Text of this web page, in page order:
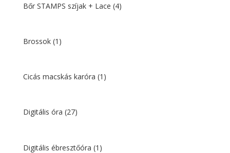
Bőr STAMPS szíjak + Lace (4)
Brossok (1)
Cicás macskás karóra (1)
Digitális óra (27)
Digitális ébresztőóra (1)